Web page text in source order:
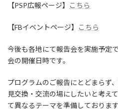
【PSP広報ページ】 こちら
【FBイベントページ】 こちら
今後も各地にて報告会を実施予定
会の開催日時です。
プログラムのご報告にとどまらず
見交換・交流の場にしたいと考え
て異なるテーマを準備しておりま